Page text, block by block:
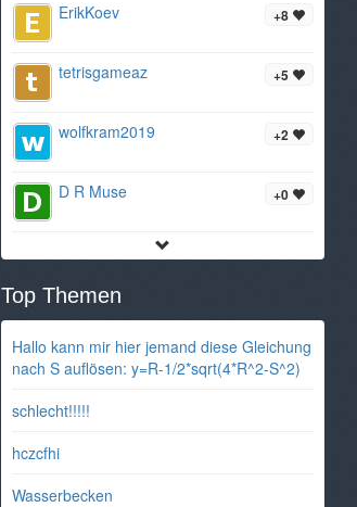
+8
ErikKoev
+5
tetrisgameaz
+2
wolfkram2019
+0
D R Muse
Top Themen
Hallo kann mir hier jemand diese Gleichung
nach S auflösen: y=R-1/2*sqrt(4*R^2-S^2)
schlecht!!!!!
hczcfhi
Wasserbecken